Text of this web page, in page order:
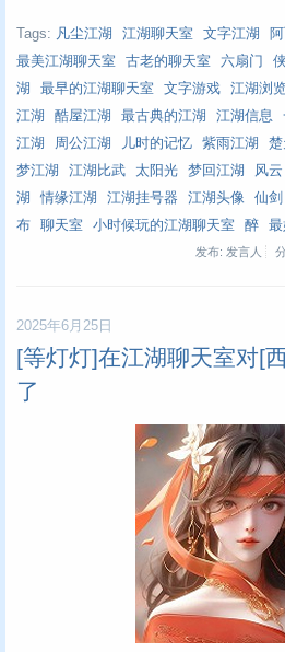
Tags: 凡尘江湖 江湖聊天室 文字江湖
最美江湖聊天室
古老的聊天室 六扇门
湖
最早的江湖聊天室 文字游戏 江湖浏
江湖
酷屋江湖 最古典的江湖 江湖信息
江湖
周公江湖 儿时的记忆 紫雨江湖 楚
梦江湖
江湖比武 太阳光 梦回江湖 风云
湖
情缘江湖 江湖挂号器 江湖头像 仙剑
布
聊天室 小时候玩的江湖聊天室 醉
发布: 发言人
2025年6月25日
[等灯灯]在江湖聊天室对[
了